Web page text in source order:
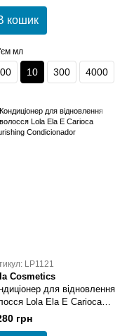
кошик
мл
10 300 4000
LP1121
Cosmetics
для відновлення
Lola Ela E Carioca
Condicionador
грн